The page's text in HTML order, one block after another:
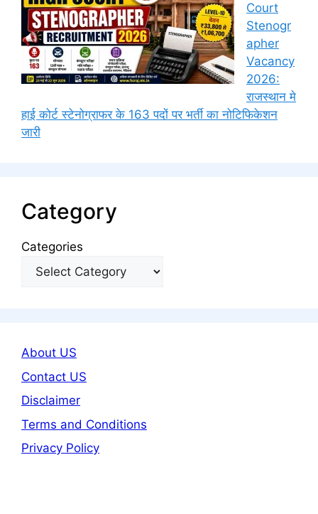
Court
Stenogr
apher
Vacancy
2026:
राजस्थान मे
हाई कोर्ट स्टेनोग्राफर के 163 पदों पर भर्ती का नोटिफिकेशन
जारी
Category
Categories
About US
Contact US
Disclaimer
Terms and Conditions
Privacy Policy